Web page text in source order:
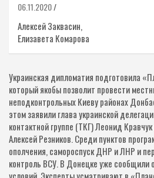
06.11.2020
Алексей Заквасин,
Елизавета Комарова
Украинская дипломатия подготовила
который якобы позволит провести
неподконтрольных Киеву районах
этом заявили глава украинской
контактной группе (ТКГ) Леонид
Алексей Резников. Среди пунктов
ополчения, самороспуск ДНР и ЛНР и
контроль ВСУ. В Донецке уже сообщили